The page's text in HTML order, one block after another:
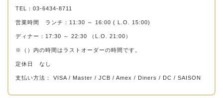
TEL：03-6434-8711
営業時間 ランチ：11:30 ～ 16:00 ( L.O. 15:00)
ディナー：17:30 ～ 22:30 （L.O. 21:00）
※（）内の時間はラストオーダーの時間です。
定休日 なし
支払い方法： VISA / Master / JCB / Amex / Diners / DC / SAISON